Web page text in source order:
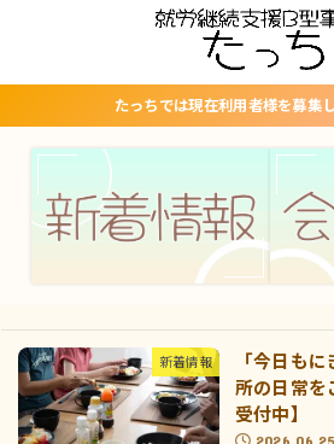
たっちでは現在利用者様を募集
新着情報
「今日も
所の日常を
受付中】